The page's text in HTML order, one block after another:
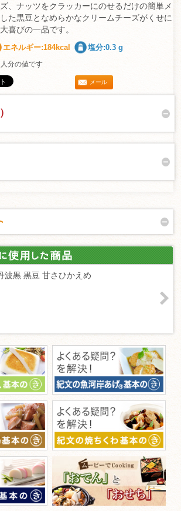
、ナッツをクラッカーにのせるだけの簡単メ
た黒豆となめらかなクリームチーズがくせに
喜びの一品です。
エネルギー:184kcal 塩分:0.3 g
分の値です
メール
波黒 黒豆 甘さひかえめ